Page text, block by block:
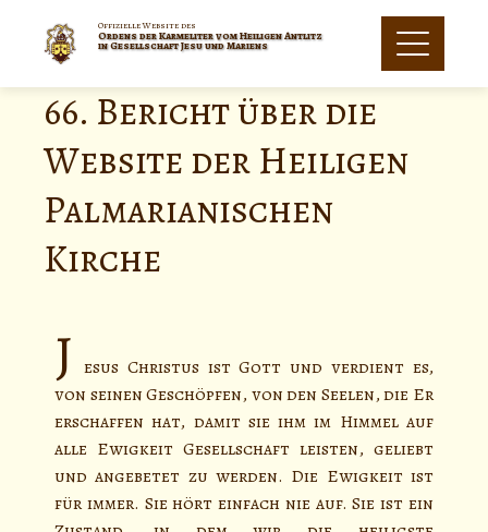
Offizielle Website des
Ordens der Karmeliter vom Heiligen Antlitz
in Gesellschaft Jesu und Mariens
66. Bericht über die
Website der Heiligen
Palmarianischen
Kirche
J esus Christus ist Gott und verdient es,
von seinen Geschöpfen, von den Seelen, die Er
erschaffen hat, damit sie ihm im Himmel auf
alle Ewigkeit Gesellschaft leisten, geliebt
und angebetet zu werden. Die Ewigkeit ist
für immer. Sie hört einfach nie auf. Sie ist ein